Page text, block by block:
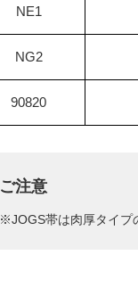
NE1
NG2
90820
ご注意
JOGS帯は肉厚タイプ